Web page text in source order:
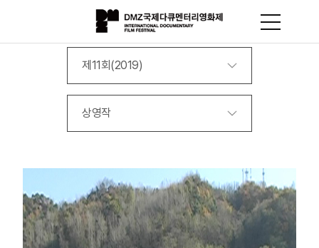
제11회(2019)
상영작